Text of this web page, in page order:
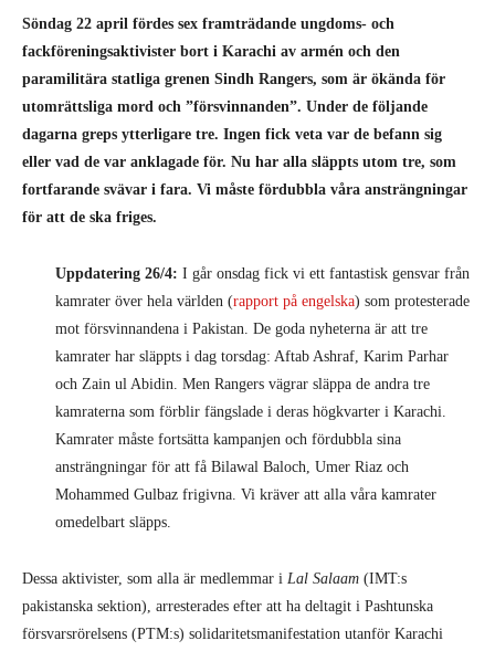
Söndag 22 april fördes sex framträdande ungdoms- och
fackföreningsaktivister bort i Karachi av armén och den
paramilitära statliga grenen Sindh Rangers, som är ökända för
utomrättsliga mord och ”försvinnanden”. Under de följande
dagarna greps ytterligare tre. Ingen fick veta var de befann sig
eller vad de var anklagade för. Nu har alla släppts utom tre, som
fortfarande svävar i fara. Vi måste fördubbla våra ansträngningar
för att de ska friges.
Uppdatering 26/4: I går onsdag fick vi ett fantastisk gensvar från
kamrater över hela världen (rapport på engelska) som protesterade
mot försvinnandena i Pakistan. De goda nyheterna är att tre
kamrater har släppts i dag torsdag: Aftab Ashraf, Karim Parhar
och Zain ul Abidin. Men Rangers vägrar släppa de andra tre
kamraterna som förblir fängslade i deras högkvarter i Karachi.
Kamrater måste fortsätta kampanjen och fördubbla sina
ansträngningar för att få Bilawal Baloch, Umer Riaz och
Mohammed Gulbaz frigivna. Vi kräver att alla våra kamrater
omedelbart släpps.
Dessa aktivister, som alla är medlemmar i Lal Salaam (IMT:s
pakistanska sektion), arresterades efter att ha deltagit i Pashtunska
försvarsrörelsens (PTM:s) solidaritetsmanifestation utanför Karachi